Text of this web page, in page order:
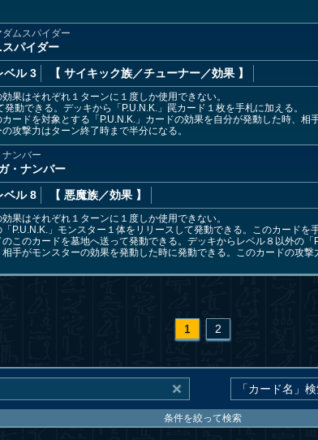
ムスパイダー
パイダー
ベル 3 【 サイキック族／チューナー／効果 】
果はそれぞれ１ターンに１度しか使用できない。
動できる。デッキから「P.U.N.K.」罠カード１枚を手札に加える。
ードを対象とする「P.U.N.K.」カードの効果を自分が発動した時、相
攻撃力はターン終了時まで半分になる。
ンバー
・ナンバー
ベル 8 【 悪魔族／効果 】
果はそれぞれ１ターンに１度しか使用できない。
P.U.N.K.」モンスター１体をリリースして発動できる。このカードを
このカードを墓地へ送って発動できる。デッキからレベル８以外の「
手がモンスターの効果を発動した時に発動できる。このカードの攻
1 2
条件を絞って検索